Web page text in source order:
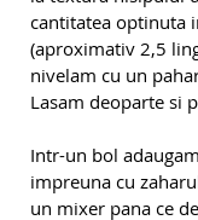
cantitatea optinuta
(aproximativ 2,5
nivelam cu un
Lasam deoparte si
Intr-un bol
impreuna cu
un mixer pana ce